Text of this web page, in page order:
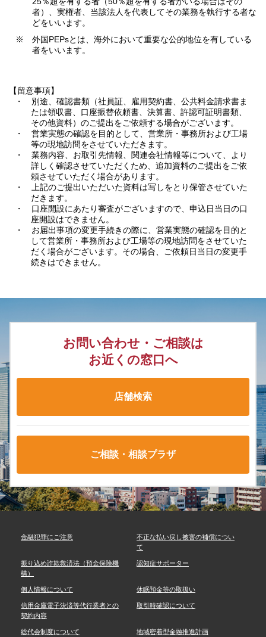
者）、実権者、当該法人を代表してその業務を執行する者な
どをいいます。
※ 外国PEPsとは、海外において重要な公的地位を有している
者をいいます。
【留意事項】
・ 別途、確認書類（社員証、雇用契約書、公共料金請求書ま
たは領収書、口座振替依頼書、決算書、許認可証明書類、
その他資料）のご提出をご依頼する場合がございます。
・ 営業実態の確認を目的として、営業所・事務所および工場
等の現地訪問をさせていただきます。
・ 業務内容、お取引先情報、関連会社情報等について、より
詳しく確認させていただくため、追加資料のご提出をご依
頼させていただく場合があります。
・ 上記のご提出いただいた資料は写しをとり保管させていた
だきます。
・ 口座開設にあたり審査がございますので、申込日当日の口
座開設はできません。
・ お届出事項の変更手続きの際に、営業実態の確認を目的と
して営業所・事務所および工場等の現地訪問をさせていた
だく場合がございます。その場合、ご依頼日当日の変更手
続きはできません。
お問い合わせ・ご相談は
お近くの窓口へ
店舗検索
ご相談・相談プラザ
金融犯罪にご注意
不正な払い戻し被害の補償につい
て
振り込め詐欺救済法（預金保険機
構）
認知症サポーター
個人情報について 休眠預金等の取扱い
信用金庫電子決済等代行業者との
契約内容
取引時確認について
総代会制度について 地域密着型金融推進計画